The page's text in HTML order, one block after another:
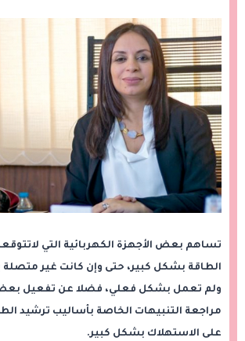
تساهم بعض الأجهزة الكهربائية التي
الطاقة بشكل كبير، حتى وإن كانت غير متصلة
ولم تعمل بشكل فعلي، فضلا عن تفعيل بعض
مراجعة التنبيهات الخاصة بأساليب ترشيد
على الاستهلاك بشكل كبير.